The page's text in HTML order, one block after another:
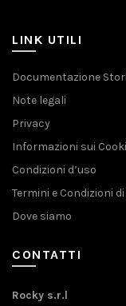
LINK UTILI
Documentazione
Note legali
Privacy
Informazioni sui
Condizioni d’uso
Termini e Condizioni
Dove siamo
CONTATTI
Rocky s.r.l